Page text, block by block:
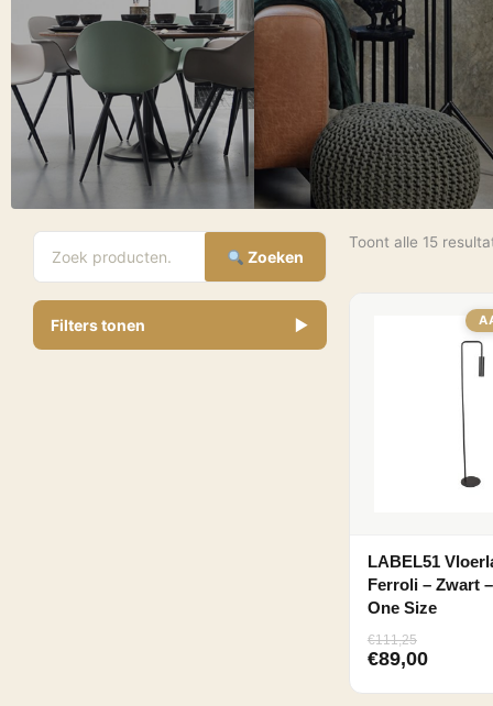
Zoeken
Filters tonen ▼
Toont alle 15
LABEL51
Ferroli – Zwart
One Size
€111,25
€89,00